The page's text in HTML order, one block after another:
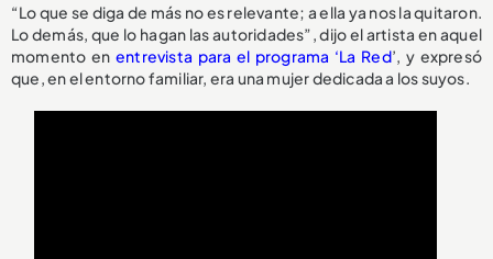
“Lo que se diga de más no es relevante; a ella ya nos la quitaron.
Lo demás, que lo hagan las autoridades”, dijo el artista en aquel
momento en entrevista para el programa ‘La Red’, y expresó
que, en el entorno familiar, era una mujer dedicada a los suyos.